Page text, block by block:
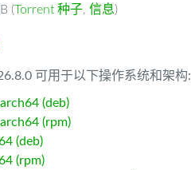
(Torrent 种子, 信息)
可用于以下操作系统和架构:
(deb)
(rpm)
(deb)
(rpm)